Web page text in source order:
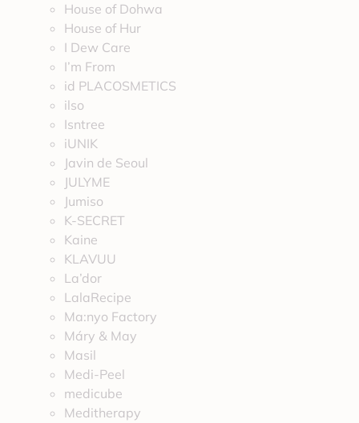
House of Dohwa
House of Hur
I Dew Care
I’m From
id PLACOSMETICS
ilso
Isntree
iUNIK
Javin de Seoul
JULYME
Jumiso
K-SECRET
Kaine
KLAVUU
La’dor
LalaRecipe
Ma:nyo Factory
Máry & May
Masil
Medi-Peel
medicube
Meditherapy